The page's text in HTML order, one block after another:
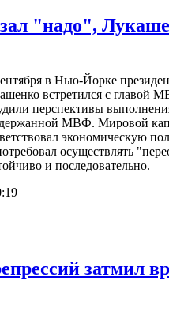
"надо",
в Нью-Йорке
встретился с главой
перспективы
МВФ. Мировой
экономическую
осуществлять
и последовательно.
затмил